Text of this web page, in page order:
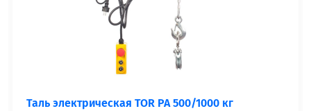
Таль электрическая TOR PA 500/1000 кг